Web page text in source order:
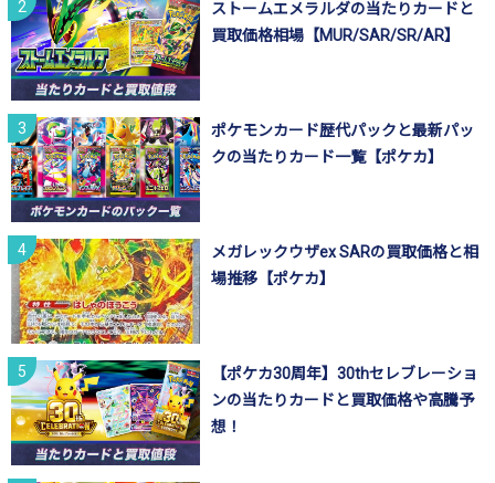
ストームエメラルダの当たりカードと
買取価格相場【MUR/SAR/SR/AR】
ポケモンカード歴代パックと最新パッ
クの当たりカード一覧【ポケカ】
メガレックウザex SARの買取価格と相
場推移【ポケカ】
【ポケカ30周年】30thセレブレーショ
ンの当たりカードと買取価格や高騰予
想！